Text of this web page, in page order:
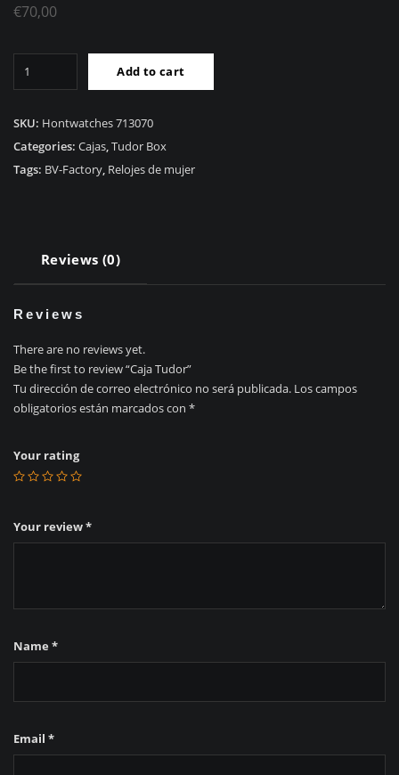
€70,00
Add to cart
SKU: Hontwatches 713070
Categories: Cajas,Tudor Box
Tags: BV-Factory, Relojes de mujer
Reviews (0)
Reviews
There are no reviews yet.
Be the first to review “Caja Tudor”
Tu dirección de correo electrónico no será publicada. Los campos
obligatorios están marcados con *
Your rating
Your review*
Name *
Email *